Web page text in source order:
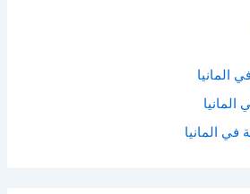
المانيا
المانيا
في المانيا